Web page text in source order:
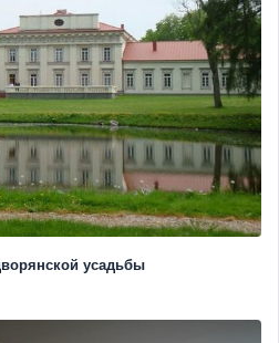
усадьбы